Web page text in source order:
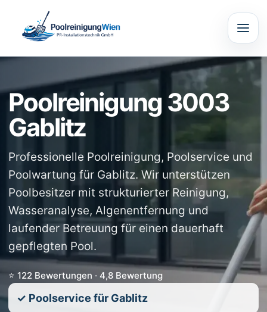
Poolreinigung 3003
Gablitz
Professionelle Poolreinigung, Poolservice und
Poolwartung für Gablitz. Wir unterstützen
Poolbesitzer mit strukturierter Reinigung,
Wasseranalyse, Algenentfernung und
laufender Betreuung für einen dauerhaft
gepflegten Pool.
⭐ 122 Bewertungen · 4,8 Bewertung
✓ Poolservice für Gablitz